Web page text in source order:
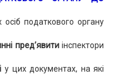
податкового органу
пред’явитиінспектори
у цих документах, на які